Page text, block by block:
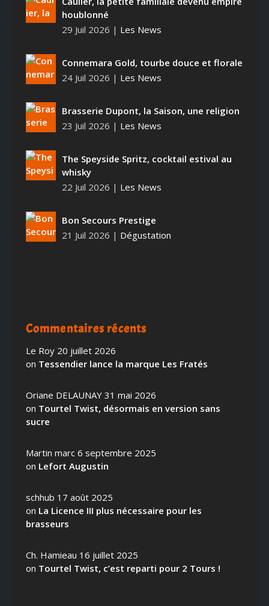
houblonné
29 Juil 2026 | Les News
Connemara Gold, tourbe douce et florale
24 Juil 2026 | Les News
Brasserie Dupont, la Saison, une religion
23 Juil 2026 | Les News
The Speyside Spritz, cocktail estival au
whisky
22 Juil 2026 | Les News
Bon Secours Prestige
21 Juil 2026 | Dégustation
Commentaires récents
Le Roy 20 juillet 2026
on Tessendier lance la marque Les Fratés
Oriane DELAUNAY 31 mai 2026
on Tourtel Twist, désormais en version sans
sucre
Martin marc 6 septembre 2025
on Lefort Augustin
schhub 17 août 2025
on La Licence III plus nécessaire pour les
brasseurs
Ch. Hamieau 16 juillet 2025
on Tourtel Twist, c’est reparti pour 2 Tours !